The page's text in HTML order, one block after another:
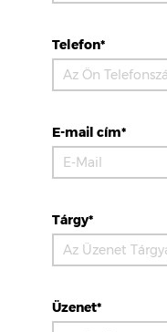
Telefon*
E-mail cím*
Tárgy*
Üzenet*